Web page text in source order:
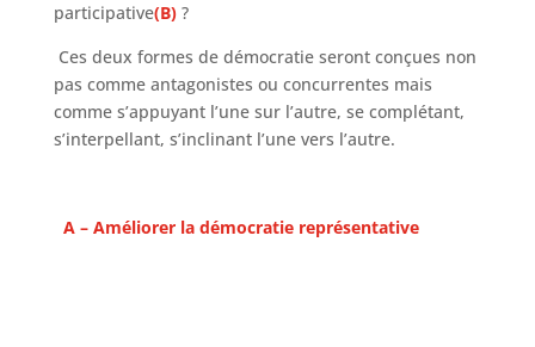
participative(B) ?
Ces deux formes de démocratie seront conçues non
pas comme antagonistes ou concurrentes mais
comme s’appuyant l’une sur l’autre, se complétant,
s’interpellant, s’inclinant l’une vers l’autre.
A – Améliorer la démocratie représentative